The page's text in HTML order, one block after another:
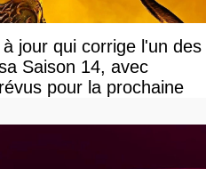
jour qui corrige l'un des
Saison 14, avec
pour la prochaine